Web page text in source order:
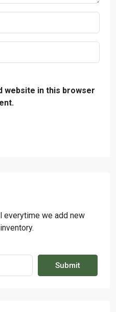
website in this browser
everytime we add new
Submit